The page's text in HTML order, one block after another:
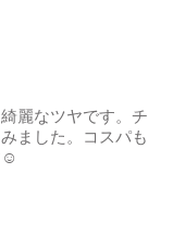
麗なツヤです。チ
ました。コスパも
☺︎